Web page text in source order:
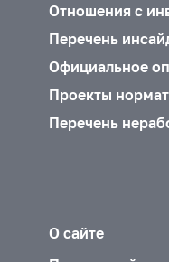
Отношения с
Перечень
Официальное
Проекты
Перечень
О сайте